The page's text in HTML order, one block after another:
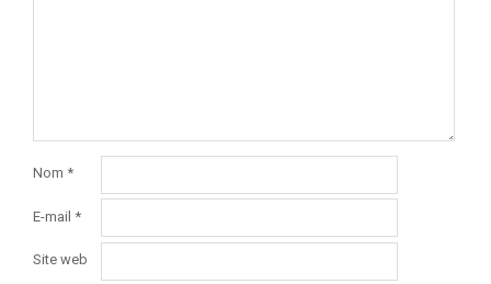
Nom *
E-mail *
Site web